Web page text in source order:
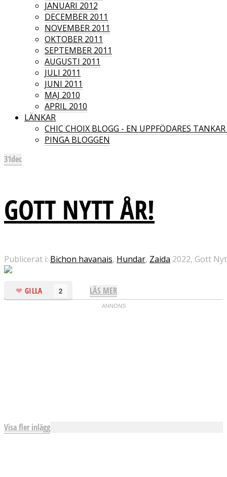
JANUARI 2012
DECEMBER 2011
NOVEMBER 2011
OKTOBER 2011
SEPTEMBER 2011
AUGUSTI 2011
JULI 2011
JUNI 2011
MAJ 2010
APRIL 2010
LÄNKAR
CHIC CHOIX BLOGG - EN UPPFÖDARES
PINGA BLOGGEN
31dec
GOTT NYTT ÅR!
Publicerat i: Bichon havanais, Hundar, Zaida 2022, Gott
2
GILLA LÄS MER
Visa fler inlägg